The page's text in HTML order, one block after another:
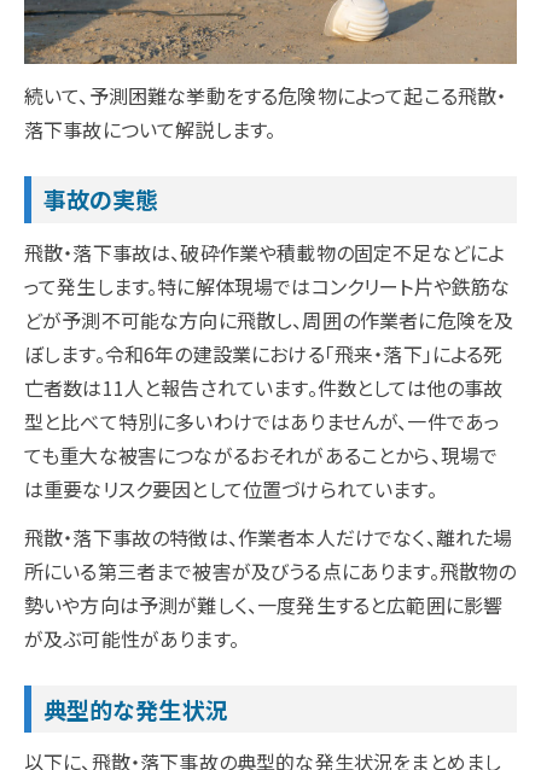
続いて、予測困難な挙動をする危険物によって起こる飛散・
落下事故について解説します。
事故の実態
飛散・落下事故は、破砕作業や積載物の固定不足などによ
って発生します。特に解体現場ではコンクリート片や鉄筋な
どが予測不可能な方向に飛散し、周囲の作業者に危険を及
ぼします。令和6年の建設業における「飛来・落下」による死
亡者数は11人と報告されています。件数としては他の事故
型と比べて特別に多いわけではありませんが、一件であっ
ても重大な被害につながるおそれがあることから、現場で
は重要なリスク要因として位置づけられています。
飛散・落下事故の特徴は、作業者本人だけでなく、離れた場
所にいる第三者まで被害が及びうる点にあります。飛散物の
勢いや方向は予測が難しく、一度発生すると広範囲に影響
が及ぶ可能性があります。
典型的な発生状況
以下に、飛散・落下事故の典型的な発生状況をまとめまし